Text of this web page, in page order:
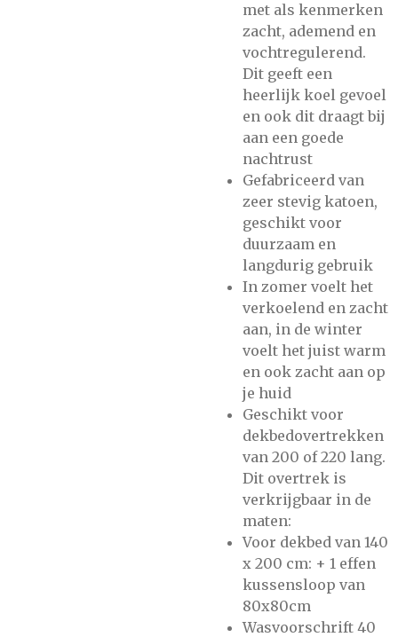
met als kenmerken
zacht, ademend en
vochtregulerend.
Dit geeft een
heerlijk koel gevoel
en ook dit draagt bij
aan een goede
nachtrust
Gefabriceerd van
zeer stevig katoen,
geschikt voor
duurzaam en
langdurig gebruik
In zomer voelt het
verkoelend en zacht
aan, in de winter
voelt het juist warm
en ook zacht aan op
je huid
Geschikt voor
dekbedovertrekken
van 200 of 220 lang.
Dit overtrek is
verkrijgbaar in de
maten:
Voor dekbed van 140
x 200 cm: + 1 effen
kussensloop van
80x80cm
Wasvoorschrift 40